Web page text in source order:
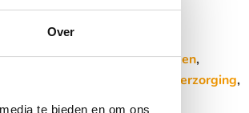
Over
te bieden en om ons
Dagelijkse hulpmiddelen,Gazen,
Wondverzorging,